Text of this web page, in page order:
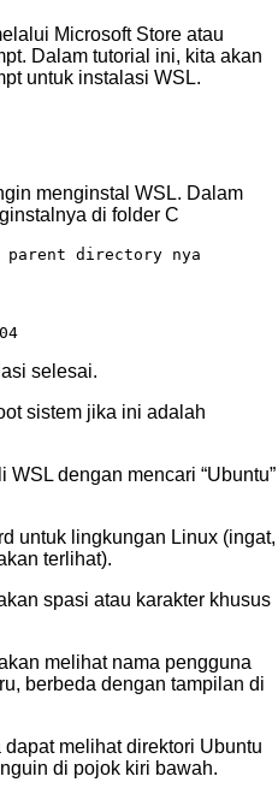
Microsoft Store atau
Dalam tutorial ini, kita akan
untuk instalasi WSL.
menginstal WSL. Dalam
di folder C
parent directory nya
selesai.
sistem jika ini adalah
dengan mencari “Ubuntu”
untuk lingkungan Linux (ingat,
terlihat).
spasi atau karakter khusus
melihat nama pengguna
berbeda dengan tampilan di
melihat direktori Ubuntu
di pojok kiri bawah.